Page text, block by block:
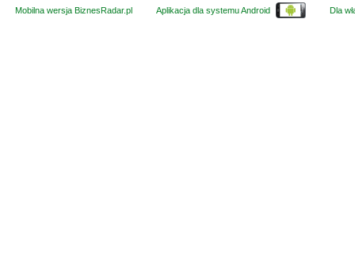
Mobilna wersja BiznesRadar.pl
Aplikacja dla systemu Android Dla